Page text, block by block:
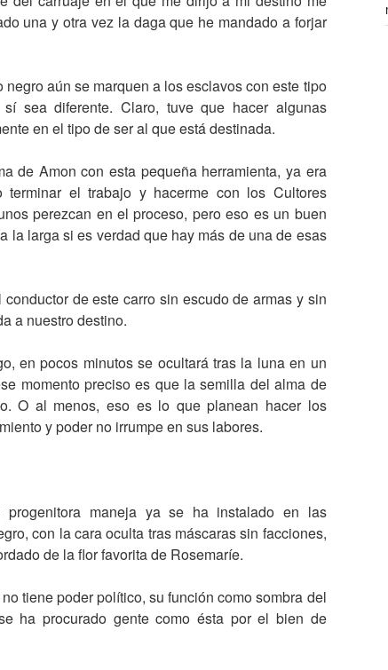
una y otra vez la daga que he mandado a forjar
aún se marquen a los esclavos con este tipo
sea diferente. Claro, tuve que hacer algunas
en el tipo de ser al que está destinada.
de Amon con esta pequeña herramienta, ya era
el trabajo y hacerme con los Cultores
perezcan en el proceso, pero eso es un buen
la larga si es verdad que hay más de una de esas
de este carro sin escudo de armas y sin
a nuestro destino.
en pocos minutos se ocultará tras la luna en un
momento preciso es que la semilla del alma de
O al menos, eso es lo que planean hacer los
y poder no irrumpe en sus labores.
maneja ya se ha instalado en las
con la cara oculta tras máscaras sin facciones,
de la flor favorita de Rosemaríe.
tiene poder político, su función como sombra del
ha procurado gente como ésta por el bien de